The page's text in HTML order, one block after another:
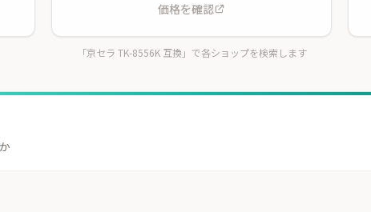
価格を確認
「京セラ TK-8556K 互換」で各ショップを検索します